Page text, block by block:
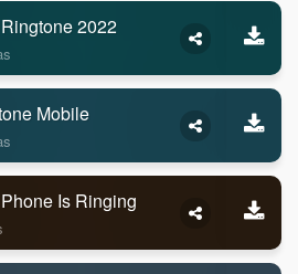
2022
Mobile
Is Ringing